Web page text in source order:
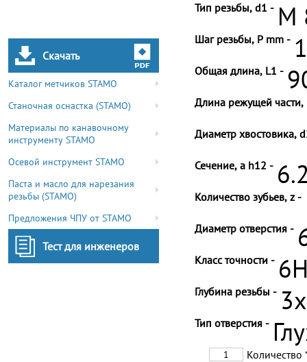
Скачать
Каталог метчиков STAMO
Станочная оснастка (STAMO)
Материалы по канавочному
инструменту STAMO
Осевой инструмент STAMO
Паста и масло для нарезания
резьбы (STAMO)
Предложения ЧПУ от STAMO
Тест для инженеров
Тип резьбы, d1 - M
Шаг резьбы, P mm -
Общая длина, L1 -
Длина режущей части,
Диаметр хвостовика,
Сечение, a h12 -
Количество зубьев, z -
Диаметр отверстия -
Класс точности -
Глубина резьбы -
Тип отверстия -
Количество